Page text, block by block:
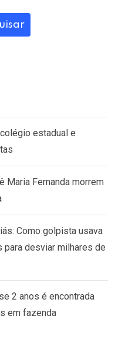
estadual e
Maria Fernanda morrem
Como golpista usava
desviar milhares de
2 anos é encontrada
em fazenda